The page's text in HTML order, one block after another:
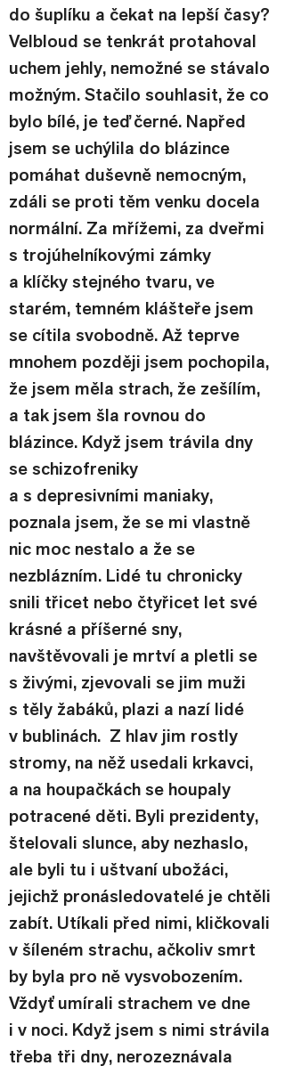
do šuplíku a čekat na lepší časy?
Velbloud se tenkrát protahoval
uchem jehly, nemožné se stávalo
možným. Stačilo souhlasit, že co
bylo bílé, je teď černé. Napřed
jsem se uchýlila do blázince
pomáhat duševně nemocným,
zdáli se proti těm venku docela
normální. Za mřížemi, za dveřmi
s trojúhelníkovými zámky
a klíčky stejného tvaru, ve
starém, temném klášteře jsem
se cítila svobodně. Až teprve
mnohem později jsem pochopila,
že jsem měla strach, že zešílím,
a tak jsem šla rovnou do
blázince. Když jsem trávila dny
se schizofreniky
a s depresivními maniaky,
poznala jsem, že se mi vlastně
nic moc nestalo a že se
nezblázním. Lidé tu chronicky
snili třicet nebo čtyřicet let své
krásné a příšerné sny,
navštěvovali je mrtví a pletli se
s živými, zjevovali se jim muži
s těly žabáků, plazi a nazí lidé
v bublinách.  Z hlav jim rostly
stromy, na něž usedali krkavci,
a na houpačkách se houpaly
potracené děti. Byli prezidenty,
štelovali slunce, aby nezhaslo,
ale byli tu i uštvaní ubožáci,
jejichž pronásledovatelé je chtěli
zabít. Utíkali před nimi, kličkovali
v šíleném strachu, ačkoliv smrt
by byla pro ně vysvobozením.
Vždyť umírali strachem ve dne
i v noci. Když jsem s nimi strávila
třeba tři dny, nerozeznávala